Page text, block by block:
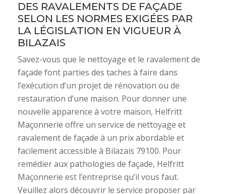
DES RAVALEMENTS DE FAÇADE
SELON LES NORMES EXIGÉES PAR
LA LÉGISLATION EN VIGUEUR À
BILAZAIS
Savez-vous que le nettoyage et le ravalement de
façade font parties des taches à faire dans
l’exécution d’un projet de rénovation ou de
restauration d’une maison. Pour donner une
nouvelle apparence à votre maison, Helfritt
Maçonnerie offre un service de nettoyage et
ravalement de façade à un prix abordable et
facilement accessible à Bilazais 79100. Pour
remédier aux pathologies de façade, Helfritt
Maçonnerie est l’entreprise qu’il vous faut.
Veuillez alors découvrir le service proposer par